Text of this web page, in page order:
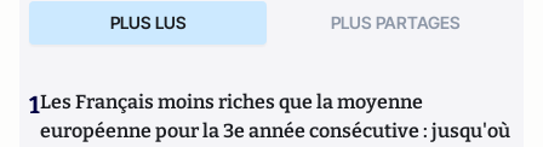
PLUS LUS PLUS PARTAGES
1Les Français moins riches que la moyenne
européenne pour la 3e année consécutive : jusqu'où